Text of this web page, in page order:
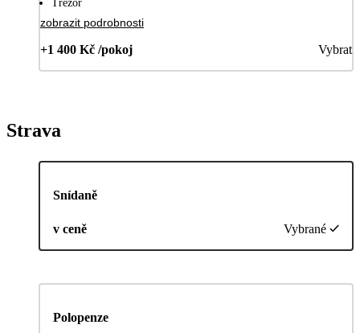
Trezor
zobrazit podrobnosti
+1 400 Kč /pokoj Vybrat
Strava
Snídaně
v ceně Vybrané
Polopenze